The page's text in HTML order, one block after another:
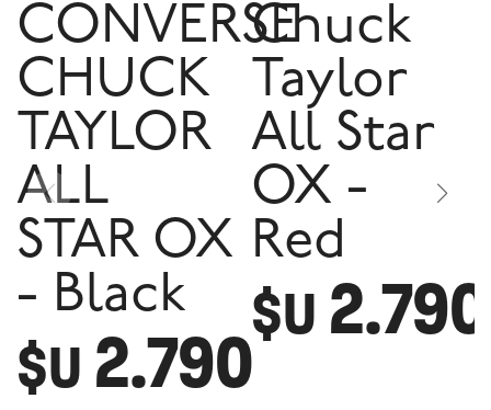
CONVERSE
CHUCK
TAYLOR
ALL
STAR OX
- Black
$U 2.790
Chuck
Taylor
All Star
OX -
Red
$U 2.790